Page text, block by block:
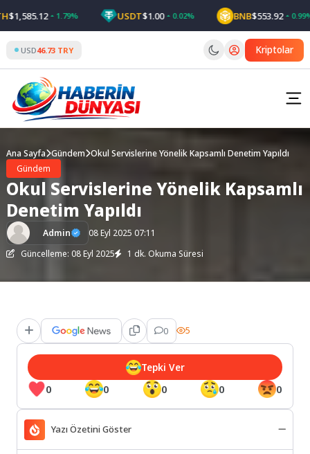
to
content
1.79% USDT$1.00 0.02% BNB$553.92 0.99%
USD46.73 TRY Kriptolar
Ana Sayfa Gündem Okul Servislerine Yönelik Kapsamlı Denetim Yapıldı
Gündem
Okul Servislerine Yönelik Kapsamlı
Denetim Yapıldı
Admin
08 Eyl 2025 07:11
Güncelleme: 08 Eyl 2025
1 dk. Okuma Süresi
0 5
0 0 0 0 0
Tepki Ver
Yazı Özetini Göster